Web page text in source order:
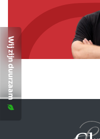
Wij zijn duurzaam